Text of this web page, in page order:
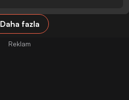
Daha fazla